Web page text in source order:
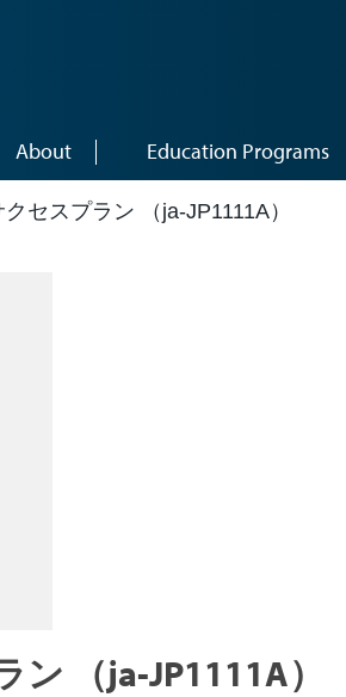
About Education Programs
セスプラン （ja-JP1111A）
（ja-JP1111A）